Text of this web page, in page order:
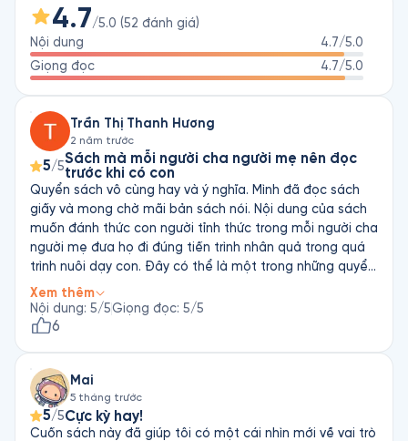
được từ Wikipedia và Facebook. Ngoài ra, ông còn viết sách
về lĩnh vực nghiên cứu dữ liệu, với tác phẩm nổi bật là Mọi
4.7/5.0 (52 đánh giá)
Nội dung
4.7/5.0
Giọng đọc
4.7/5.0
Trần Thị Thanh Hương
2 năm trước
5/5Sách mà mỗi người cha người mẹ nên đọc
trước khi có con
Quyển sách vô cùng hay và ý nghĩa. Mình đã đọc sách
giấy và mong chờ mãi bản sách nói. Nội dung của sách
muốn đánh thức con người tỉnh thức trong mỗi người cha
người mẹ đưa họ đi đúng tiến trình nhân quả trong quá
trình nuôi dạy con. Đây có thể là một trong những quyển
sách hay nhất trong chủ đề dạy con. Cảm ơn Fonos đã
ra bản sách nói và hy vọng Fonos sẽ ra tiếp sách "Gia
đình tỉnh thức" của cùng tác giả
Xem thêm
Nội dung: 5/5Giọng đọc: 5/5
6
Mai
5 tháng trước
5/5Cực kỳ hay!
Cuốn sách này đã giúp tôi có một cái nhìn mới về vai trò